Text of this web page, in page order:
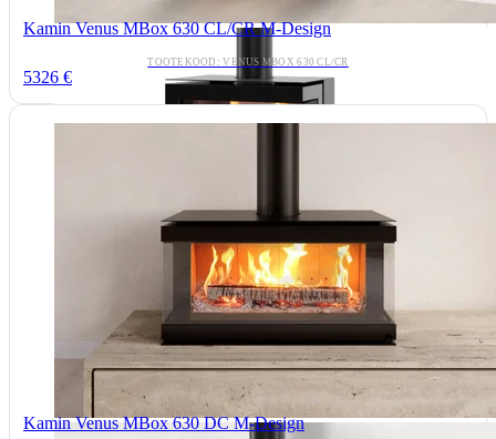
Kamin Venus MBox 630 CL/CR M-Design
TOOTEKOOD: VENUS MBOX 630 CL/CR
5326 €
Kamin Venus MBox 630 DC M-Design